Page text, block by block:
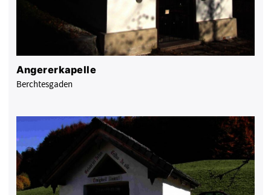
Angererkapelle
Berchtesgaden